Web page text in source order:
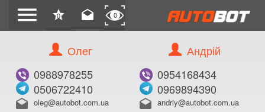
menu star
0 drafts 0
Олег
0988978255
0506722410
drafts oleg@autobot.com.ua
Андрій
0954168434
0969894390
drafts andriy@autobot.com.ua